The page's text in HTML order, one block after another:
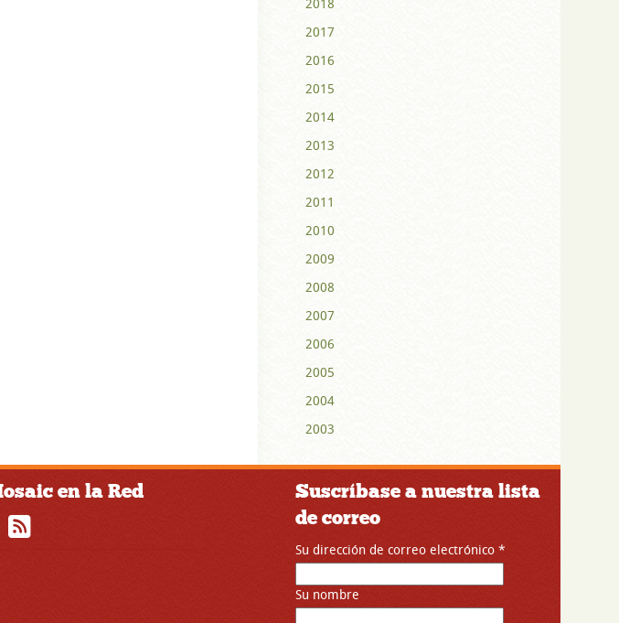
2018
2017
2016
2015
2014
2013
2012
2011
2010
2009
2008
2007
2006
2005
2004
2003
en la Red
Suscríbase a nuestra lista
de correo
Su dirección de correo electrónico *
Su nombre